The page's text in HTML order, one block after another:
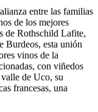
entre las familias
de los mejores
de Rothschild Lafite,
Burdeos, esta unión
vinos de la
con viñedos
de Uco, su
francesas, una